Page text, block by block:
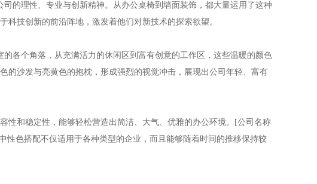
的理性、专业与创新精神。从办公桌椅到墙面装饰，都大量运用了这种
技创新的前沿阵地，激发着他们对新技术的探索欲望。
各个角落，从充满活力的休闲区到富有创意的工作区，这些温暖的颜色
的沙发与亮黄色的抱枕，形成强烈的视觉冲击，展现出公司年轻、富有
性和稳定性，能够轻松营造出简洁、大气、优雅的办公环境。[公司名称
色搭配不仅适用于各种类型的企业，而且能够随着时间的推移保持较